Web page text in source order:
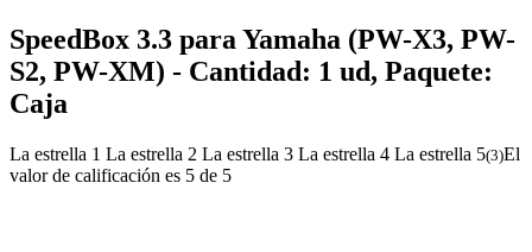
SpeedBox 3.3 para Yamaha (PW-X3, PW-
S2, PW-XM) - Cantidad: 1 ud, Paquete:
Caja
La estrella 1 La estrella 2 La estrella 3 La estrella 4 La estrella 5(3)El
valor de calificación es 5 de 5